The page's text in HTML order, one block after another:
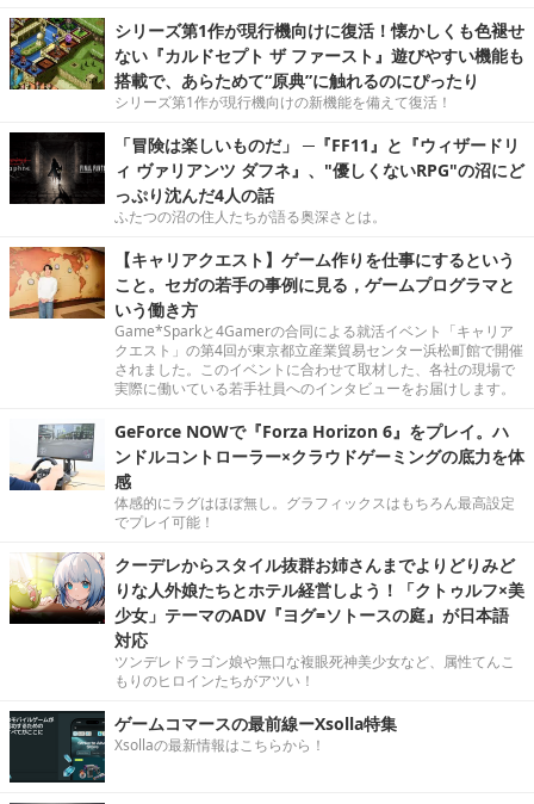
シリーズ第1作が現行機向けに復活！懐かしくも色褪せ
ない『カルドセプト ザ ファースト』遊びやすい機能も
搭載で、あらためて“原典”に触れるのにぴったり
シリーズ第1作が現行機向けの新機能を備えて復活！
「冒険は楽しいものだ」 ─『FF11』と『ウィザードリ
ィ ヴァリアンツ ダフネ』、"優しくないRPG"の沼にど
っぷり沈んだ4人の話
ふたつの沼の住人たちが語る奥深さとは。
【キャリアクエスト】ゲーム作りを仕事にするという
こと。セガの若手の事例に見る，ゲームプログラマと
いう働き方
Game*Sparkと4Gamerの合同による就活イベント「キャリア
クエスト」の第4回が東京都立産業貿易センター浜松町館で開催
されました。このイベントに合わせて取材した、各社の現場で
実際に働いている若手社員へのインタビューをお届けします。
GeForce NOWで『Forza Horizon 6』をプレイ。ハ
ンドルコントローラー×クラウドゲーミングの底力を体
感
体感的にラグはほぼ無し。グラフィックスはもちろん最高設定
でプレイ可能！
クーデレからスタイル抜群お姉さんまでよりどりみど
りな人外娘たちとホテル経営しよう！「クトゥルフ×美
少女」テーマのADV『ヨグ=ソトースの庭』が日本語
対応
ツンデレドラゴン娘や無口な複眼死神美少女など、属性てんこ
もりのヒロインたちがアツい！
ゲームコマースの最前線ーXsolla特集
Xsollaの最新情報はこちらから！